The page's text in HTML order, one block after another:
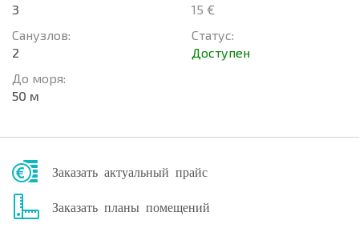
3
Санузлов:
2
До моря:
50 м
15 €
Статус:
Доступен
Заказать актуальный прайс
Заказать планы помещений